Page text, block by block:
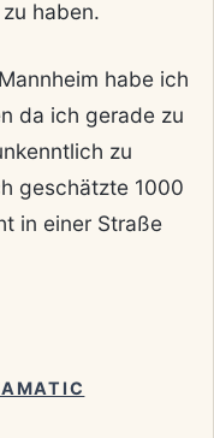
haben.
habe ich
da ich gerade zu
zu
geschätzte 1000
in einer Straße